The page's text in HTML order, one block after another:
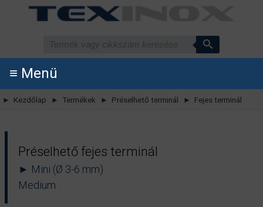
≡ Menü
► Kezdőlap ► Termékek ► Préselhető terminál ► Fejes terminál
Préselhető fejes terminál
► Mini (Ø 3-6 mm)
Medium